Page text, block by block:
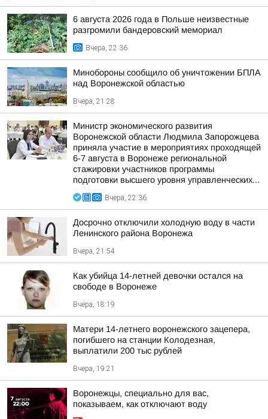
6 августа 2026 года в Польше неизвестные
разгромили бандеровский мемориал
Вчера, 22:36
Минобороны сообщило об уничтожении БПЛА
над Воронежской областью
Вчера, 21:28
Министр экономического развития
Воронежской области Людмила Запорожцева
приняла участие в мероприятиях проходящей
6-7 августа в Воронеже региональной
стажировки участников программы
подготовки высшего уровня управленческих...
Вчера, 22:36
Досрочно отключили холодную воду в части
Ленинского района Воронежа
Вчера, 21:54
Как убийца 14-летней девочки остался на
свободе в Воронеже
Вчера, 18:19
Матери 14-летнего воронежского зацепера,
погибшего на станции Колодезная,
выплатили 200 тыс рублей
Вчера, 19:21
Воронежцы, специально для вас,
показываем, как отключают воду